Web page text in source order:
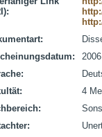
2006
4